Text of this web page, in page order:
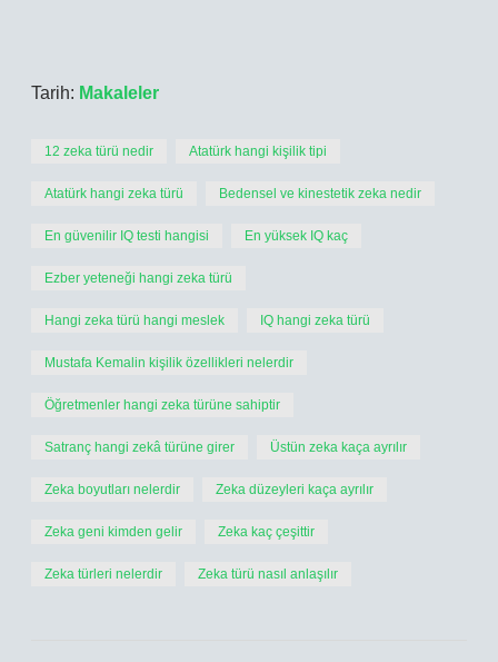
Tarih: Makaleler
12 zeka türü nedir Atatürk hangi kişilik tipi
Atatürk hangi zeka türü Bedensel ve kinestetik zeka nedir
En güvenilir IQ testi hangisi En yüksek IQ kaç
Ezber yeteneği hangi zeka türü
Hangi zeka türü hangi meslek IQ hangi zeka türü
Mustafa Kemalin kişilik özellikleri nelerdir
Öğretmenler hangi zeka türüne sahiptir
Satranç hangi zekâ türüne girer Üstün zeka kaça ayrılır
Zeka boyutları nelerdir Zeka düzeyleri kaça ayrılır
Zeka geni kimden gelir Zeka kaç çeşittir
Zeka türleri nelerdir Zeka türü nasıl anlaşılır